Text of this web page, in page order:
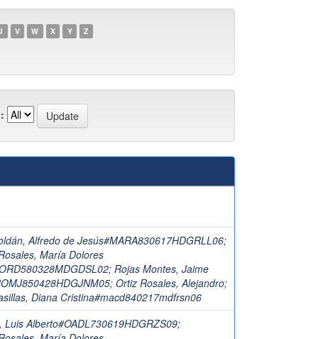
V W X Y Z
Alfredo de Jesús#MARA830617HDGRLL06;
María Dolores
; Rojas Montes, Jaime
; Ortiz Rosales, Alejandro;
Diana Cristina#macd840217mdfrsn06
Luis Alberto#OADL730619HDGRZS09;